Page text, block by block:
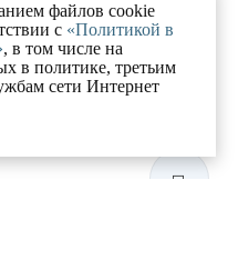
файлов cookie
с «Политикой в
, в том числе на
в политике, третьим
сети Интернет